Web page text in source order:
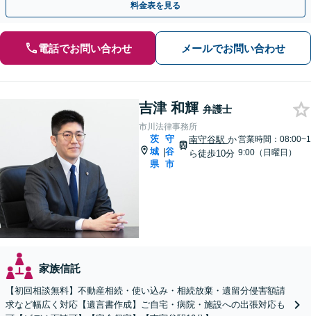
料金表を見る
電話でお問い合わせ メールでお問い合わせ
吉津 和輝 弁護士
市川法律事務所
茨
城
県
|
守
谷
市
南守谷駅か
ら徒歩10分
営業時間：08:00~1
9:00（日曜日）
家族信託
【初回相談無料】不動産相続・使い込み・相続放棄・遺留分侵害額請
求など幅広く対応【遺言書作成】ご自宅・病院・施設への出張対応も